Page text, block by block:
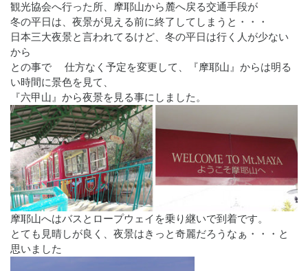
観光協会へ行った所、摩耶山から麓へ戻る交通手段が
冬の平日は、夜景が見える前に終了してしまうと・・・
日本三大夜景と言われてるけど、冬の平日は行く人が少ない
から
との事で 仕方なく予定を変更して、『摩耶山』からは明る
い時間に景色を見て、
『六甲山』から夜景を見る事にしました。
摩耶山へはバスとロープウェイを乗り継いで到着です。
とても見晴しが良く、夜景はきっと奇麗だろうなぁ・・・と
思いました